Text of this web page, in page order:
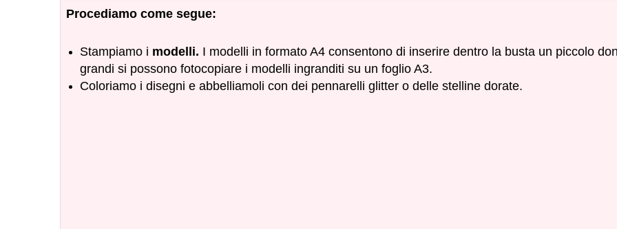
Procediamo come segue:
Stampiamo i modelli. I modelli in formato A4 consentono di inserire dentro la busta un piccolo
grandi si possono fotocopiare i modelli ingranditi su un foglio A3.
Coloriamo i disegni e abbelliamoli con dei pennarelli glitter o delle stelline dorate.